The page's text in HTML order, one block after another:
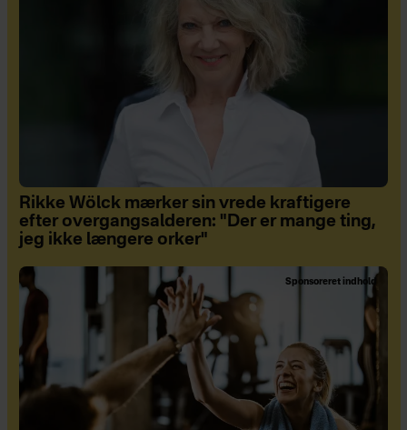
Rikke Wölck mærker sin vrede kraftigere
efter overgangsalderen: "Der er mange ting,
jeg ikke længere orker"
Sponsoreret indhold